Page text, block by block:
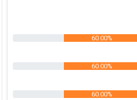
60.00%
60.00%
60.00%